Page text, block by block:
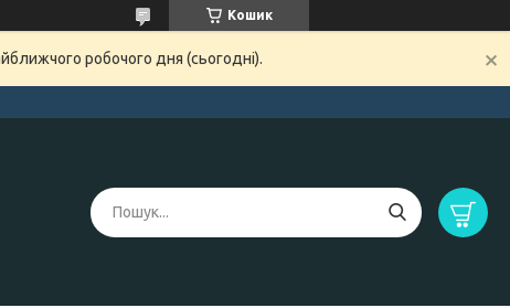
Кошик
робочого дня (сьогодні).